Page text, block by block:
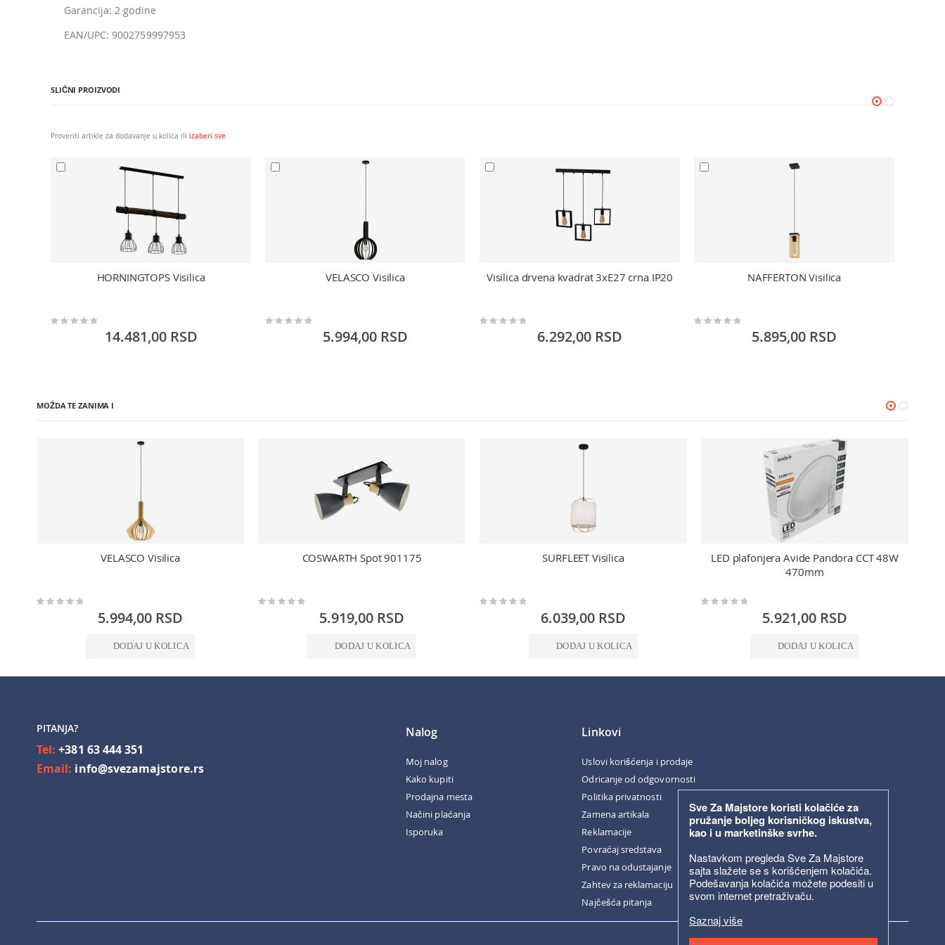
Sve Za Majstore koristi kolačiće za
pružanje boljeg korisničkog iskustva,
kao i u marketinške svrhe.
Nastavkom pregleda Sve Za Majstore
sajta slažete se s korišćenjem kolačića.
Podešavanja kolačića možete podesiti u
svom internet pretraživaču.
Saznaj više
Garancija: 2 godine
EAN/UPC: 9002759997953
SLIČNI PROIZVODI
Proveriti artikle za dodavanje u kolica ili izaberi sve
HORNINGTOPS Visilica
Rating:
14.481,00 RSD
VELASCO Visilica
Rating:
5.994,00 RSD
Visilica drvena kvadrat 3xE27 crna IP20
Rating:
6.292,00 RSD
NAFFERTON Visilica
Rating:
5.895,00 RSD
MOŽDA TE ZANIMA I
VELASCO Visilica
Rating:
5.994,00 RSD
DODAJ U KOLICA
COSWARTH Spot 901175
Rating:
5.919,00 RSD
DODAJ U KOLICA
SURFLEET Visilica
Rating:
6.039,00 RSD
DODAJ U KOLICA
LED plafonjera Avide Pandora CCT 48W
470mm
Rating:
5.921,00 RSD
DODAJ U KOLICA
PITANJA?
Tel:+381 63 444 351
Email: info@svezamajstore.rs
Nalog
Moj nalog
Kako kupiti
Prodajna mesta
Načini plaćanja
Isporuka
Linkovi
Uslovi korišćenja i prodaje
Odricanje od odgovornosti
Politika privatnosti
Zamena artikala
Reklamacije
Povraćaj sredstava
Pravo na odustajanje
Zahtev za reklamaciju
Najčešća pitanja